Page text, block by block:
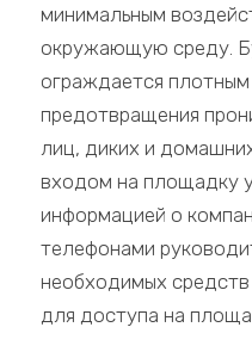
минимальным
окружающую среду.
ограждается
предотвращения
лиц, диких и
входом на площадку
информацией о
телефонами
необходимых
для доступа на